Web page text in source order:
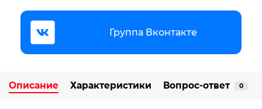
Группа Вконтакте
Описание Характеристики Вопрос-ответ 0